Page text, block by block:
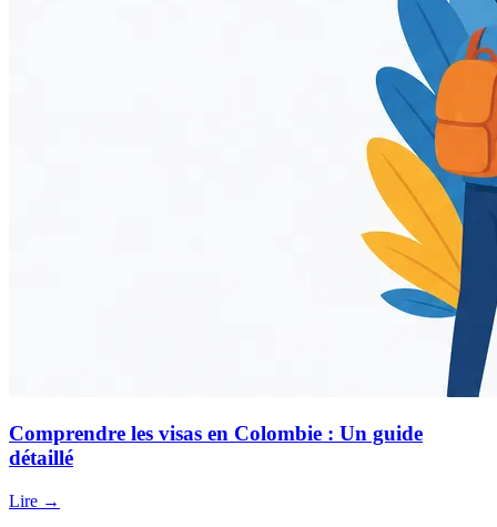
Comprendre les visas en Colombie : Un guide
détaillé
Lire →